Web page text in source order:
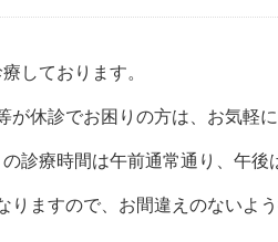
しております。
が休診でお困りの方は、お気軽に
診療時間は午前通常通り、午後
ますので、お間違えのないよう